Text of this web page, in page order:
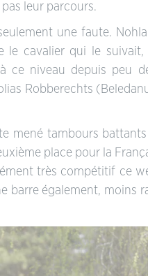
leur parcours.
une faute.
le cavalier qui le suivait,
ce niveau depuis peu
Robberechts
mené tambours
place pour la
très compétitif ce
barre également, moins